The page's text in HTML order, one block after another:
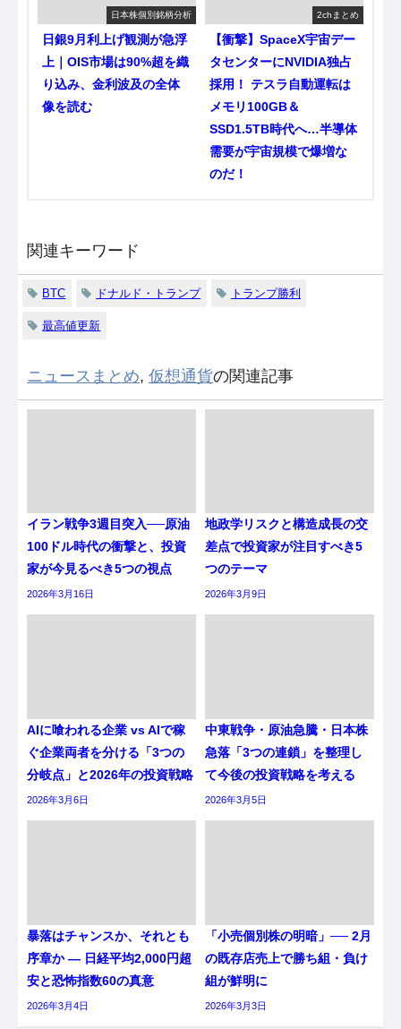
日本株個別銘柄分析
日銀9月利上げ観測が急浮
上｜OIS市場は90%超を織
り込み、金利波及の全体
像を読む
2chまとめ
【衝撃】SpaceX宇宙デー
タセンターにNVIDIA独占
採用！ テスラ自動運転は
メモリ100GB＆
SSD1.5TB時代へ…半導体
需要が宇宙規模で爆増な
のだ！
関連キーワード
BTC ドナルド・トランプ トランプ勝利
最高値更新
ニュースまとめ, 仮想通貨の関連記事
イラン戦争3週目突入──原油
100ドル時代の衝撃と、投資
家が今見るべき5つの視点
2026年3月16日
地政学リスクと構造成長の交
差点で投資家が注目すべき5
つのテーマ
2026年3月9日
AIに喰われる企業 vs AIで稼
ぐ企業両者を分ける「3つの
分岐点」と2026年の投資戦略
2026年3月6日
中東戦争・原油急騰・日本株
急落「3つの連鎖」を整理し
て今後の投資戦略を考える
2026年3月5日
暴落はチャンスか、それとも
序章か ― 日経平均2,000円超
安と恐怖指数60の真意
2026年3月4日
「小売個別株の明暗」── 2月
の既存店売上で勝ち組・負け
組が鮮明に
2026年3月3日